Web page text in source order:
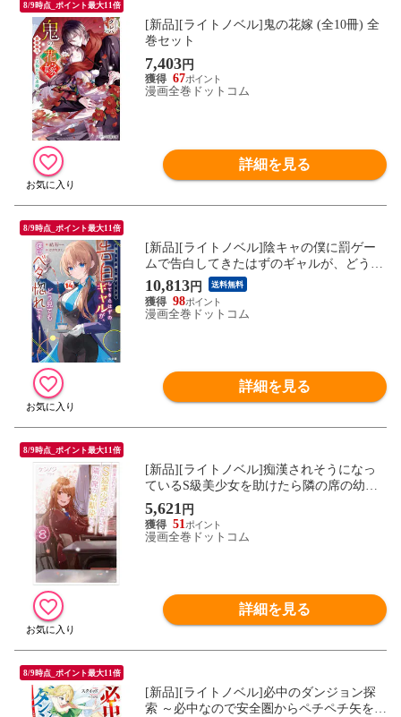
8/9時点_ポイント最大11倍
[新品][ライトノベル]鬼の花嫁 (全10冊) 全
巻セット
7,403円
67
漫画全巻ドットコム
詳細を見る
8/9時点_ポイント最大11倍
[新品][ライトノベル]陰キャの僕に罰ゲー
ムで告白してきたはずのギャルが、どう見
ても僕にベタ惚れです (全14冊) 全巻セット
10,813円 送料無料
98
漫画全巻ドットコム
詳細を見る
8/9時点_ポイント最大11倍
[新品][ライトノベル]痴漢されそうになっ
ているS級美少女を助けたら隣の席の幼馴
染だった (全8冊) 全巻セット
5,621 円
51
漫画全巻ドットコム
詳細を見る
8/9時点_ポイント最大11倍
[新品][ライトノベル]必中のダンジョン探
索 ～必中なので安全圏からペチペチ矢を射